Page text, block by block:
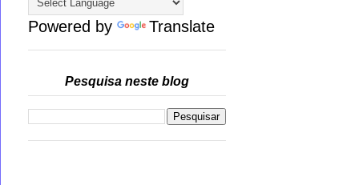
Powered by Translate
Pesquisa neste blog